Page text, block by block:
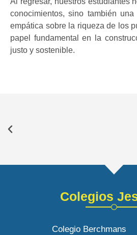
conocimientos, sino también
empática sobre la riqueza de los
papel fundamental en la
justo y sostenible.
Colegios
Colegio Berchmans